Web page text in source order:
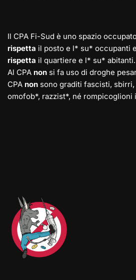
Il CPA Fi-Sud è uno spazio
rispetta il posto e l* su* occupanti
rispetta il quartiere e l* su* abitanti.
Al CPA non si fa uso di droghe
CPA non sono graditi fascisti,
omofob*, razzist*, né rompicoglioni